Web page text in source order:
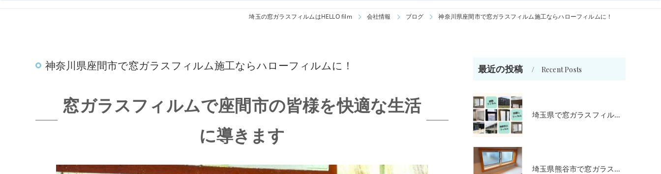
埼玉の窓ガラスフィルムはHELLO film 会社情報 ブログ 神奈川県座間市で窓ガラスフィルム施工ならハローフィルムに！
神奈川県座間市で窓ガラスフィルム施工ならハローフィルムに！
窓ガラスフィルムで座間市の皆様を快適な生活
に導きます
最近の投稿 Recent Posts
埼玉県で窓ガラスフィルム施工をお考えの方
埼玉県熊谷市で窓ガラスフィルム施工をお考えの方